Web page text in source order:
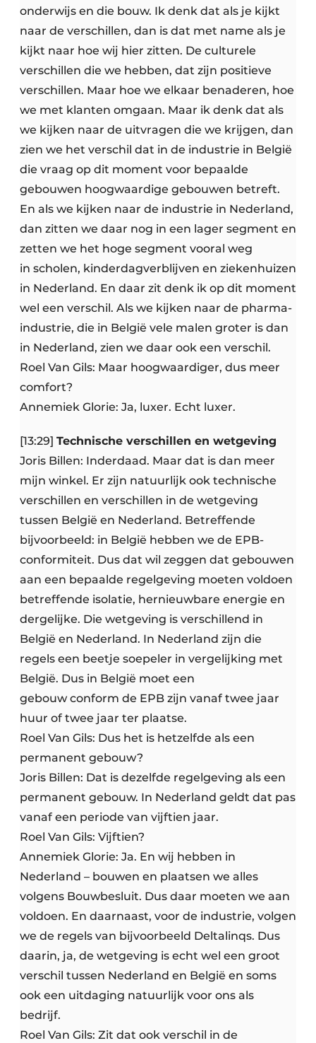
onderwijs en die bouw. Ik denk dat als je kijkt
naar de verschillen, dan is dat met name als je
kijkt naar hoe wij hier zitten. De culturele
verschillen die we hebben, dat zijn positieve
verschillen. Maar hoe we elkaar benaderen, hoe
we met klanten omgaan. Maar ik denk dat als
we kijken naar de uitvragen die we krijgen, dan
zien we het verschil dat in de industrie in België
die vraag op dit moment voor bepaalde
gebouwen hoogwaardige gebouwen betreft.
En als we kijken naar de industrie in Nederland,
dan zitten we daar nog in een lager segment en
zetten we het hoge segment vooral weg
in scholen, kinderdagverblijven en ziekenhuizen
in Nederland. En daar zit denk ik op dit moment
wel een verschil. Als we kijken naar de pharma-
industrie, die in België vele malen groter is dan
in Nederland, zien we daar ook een verschil.
Roel Van Gils: Maar hoogwaardiger, dus meer
comfort?
Annemiek Glorie: Ja, luxer. Echt luxer.
[13:29] Technische verschillen en wetgeving
Joris Billen: Inderdaad. Maar dat is dan meer
mijn winkel. Er zijn natuurlijk ook technische
verschillen en verschillen in de wetgeving
tussen België en Nederland. Betreffende
bijvoorbeeld: in België hebben we de EPB-
conformiteit. Dus dat wil zeggen dat gebouwen
aan een bepaalde regelgeving moeten voldoen
betreffende isolatie, hernieuwbare energie en
dergelijke. Die wetgeving is verschillend in
België en Nederland. In Nederland zijn die
regels een beetje soepeler in vergelijking met
België. Dus in België moet een
gebouw conform de EPB zijn vanaf twee jaar
huur of twee jaar ter plaatse.
Roel Van Gils: Dus het is hetzelfde als een
permanent gebouw?
Joris Billen: Dat is dezelfde regelgeving als een
permanent gebouw. In Nederland geldt dat pas
vanaf een periode van vijftien jaar.
Roel Van Gils: Vijftien?
Annemiek Glorie: Ja. En wij hebben in
Nederland – bouwen en plaatsen we alles
volgens Bouwbesluit. Dus daar moeten we aan
voldoen. En daarnaast, voor de industrie, volgen
we de regels van bijvoorbeeld Deltalinqs. Dus
daarin, ja, de wetgeving is echt wel een groot
verschil tussen Nederland en België en soms
ook een uitdaging natuurlijk voor ons als
bedrijf.
Roel Van Gils: Zit dat ook verschil in de